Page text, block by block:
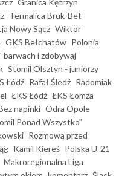
Termalica Bruk-Bet
Nowy Sącz Wiktor
GKS Bełchatów Polonia
barwach i zdobywaj
Stomil Olsztyn - juniorzy
Łódź Rafał Śledź Radomiak
ŁKS Łódź ŁKS Łomża
napinki Odra Opole
Ponad Wszystko"
Rozmowa przed
Kamil Kiereś Polska U-21
Makroregionalna Liga